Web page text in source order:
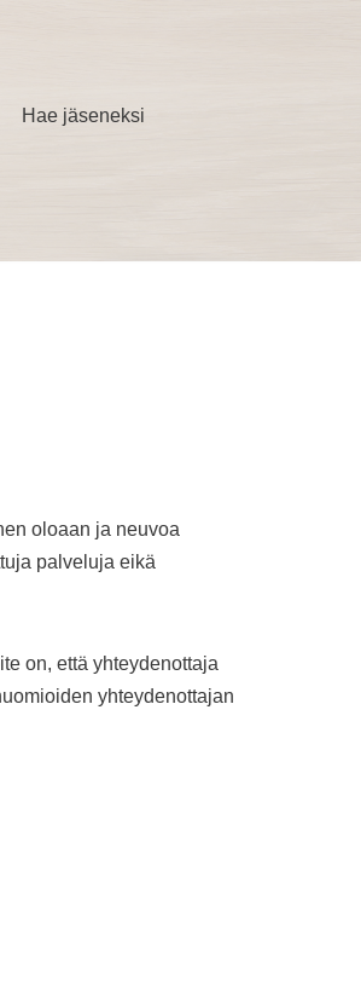
Hae jäseneksi
oloaan ja neuvoa
palveluja eikä
on, että yhteydenottaja
yhteydenottajan